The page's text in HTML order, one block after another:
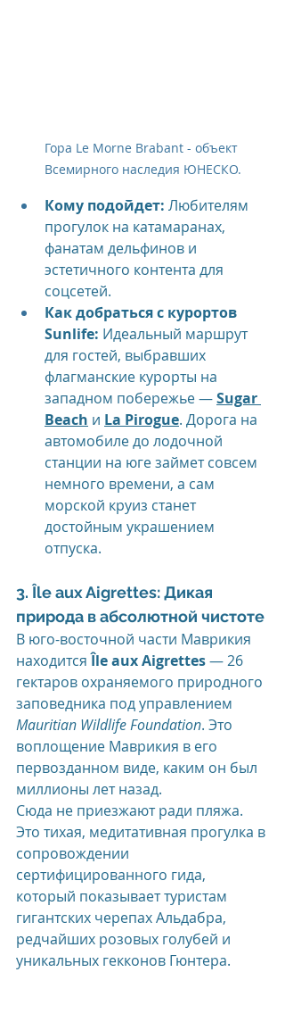
Гора Le Morne Brabant - объект
Всемирного наследия ЮНЕСКО.
Кому подойдет: Любителям
прогулок на катамаранах,
фанатам дельфинов и
эстетичного контента для
соцсетей.
Как добраться с курортов
Sunlife: Идеальный маршрут
для гостей, выбравших
флагманские курорты на
западном побережье — Sugar
Beach и La Pirogue. Дорога на
автомобиле до лодочной
станции на юге займет совсем
немного времени, а сам
морской круиз станет
достойным украшением
отпуска.
3. Île aux Aigrettes: Дикая
природа в абсолютной чистоте
В юго-восточной части Маврикия
находится Île aux Aigrettes — 26
гектаров охраняемого природного
заповедника под управлением
Mauritian Wildlife Foundation. Это
воплощение Маврикия в его
первозданном виде, каким он был
миллионы лет назад.
Сюда не приезжают ради пляжа.
Это тихая, медитативная прогулка в
сопровождении
сертифицированного гида,
который показывает туристам
гигантских черепах Альдабра,
редчайших розовых голубей и
уникальных гекконов Гюнтера.